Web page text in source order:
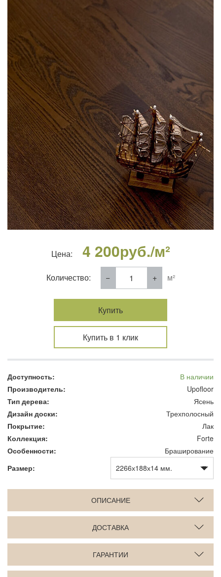
Цена: 4 200руб./м²
Количество: м²
Купить
Купить в 1 клик
Доступность:
В наличии
Производитель:
Upofloor
Тип дерева:
Ясень
Дизайн доски:
Трехполосный
Покрытие:
Лак
Коллекция:
Forte
Особенности:
Браширование
Размер:
ОПИСАНИЕ
ДОСТАВКА
ГАРАНТИИ